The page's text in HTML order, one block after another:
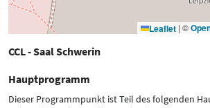
Leaflet | ©
CCL - Saal Schwerin
Hauptprogramm
Dieser Programmpunkt ist Teil des folgenden